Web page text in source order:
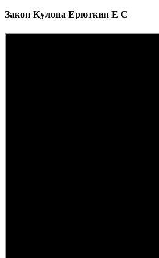
Закон Кулона Ерюткин Е С